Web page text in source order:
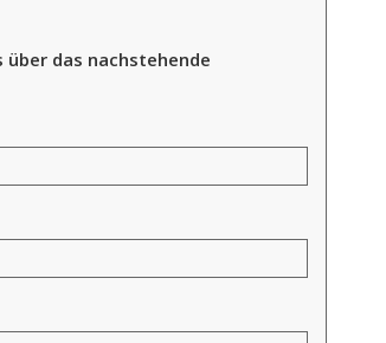
über das nachstehende